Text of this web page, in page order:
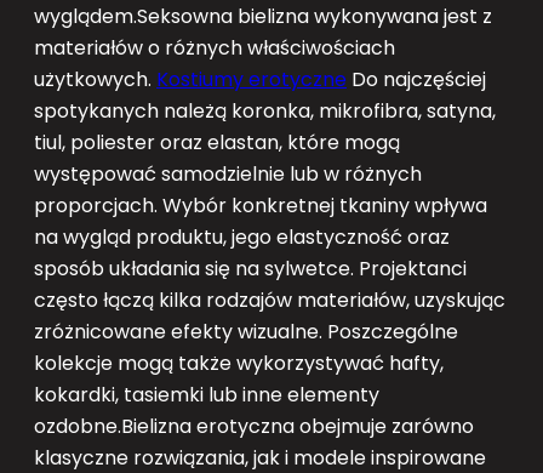
wyglądem.Seksowna bielizna wykonywana jest z
materiałów o różnych właściwościach
użytkowych. Kostiumy erotyczne Do najczęściej
spotykanych należą koronka, mikrofibra, satyna,
tiul, poliester oraz elastan, które mogą
występować samodzielnie lub w różnych
proporcjach. Wybór konkretnej tkaniny wpływa
na wygląd produktu, jego elastyczność oraz
sposób układania się na sylwetce. Projektanci
często łączą kilka rodzajów materiałów, uzyskując
zróżnicowane efekty wizualne. Poszczególne
kolekcje mogą także wykorzystywać hafty,
kokardki, tasiemki lub inne elementy
ozdobne.Bielizna erotyczna obejmuje zarówno
klasyczne rozwiązania, jak i modele inspirowane